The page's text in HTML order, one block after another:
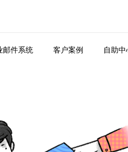
邮件系统 客户案例 自助中